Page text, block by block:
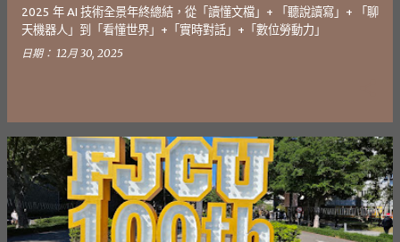
2025 年 AI 技術全景年終總結，從「讀懂文檔」+ 「聽說讀寫」+ 「聊
天機器人」到「看懂世界」+「實時對話」+「數位勞動力」
日期： 12月 30, 2025